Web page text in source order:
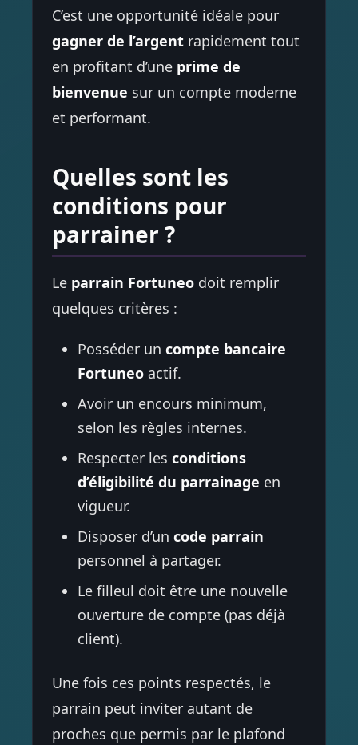
C’est une opportunité idéale pour
gagner de l’argent rapidement tout
en profitant d’une prime de
bienvenue sur un compte moderne
et performant.
Quelles sont les
conditions pour
parrainer ?
Le parrain Fortuneo doit remplir
quelques critères :
Posséder un compte bancaire
Fortuneo actif.
Avoir un encours minimum,
selon les règles internes.
Respecter les conditions
d’éligibilité du parrainage en
vigueur.
Disposer d’un code parrain
personnel à partager.
Le filleul doit être une nouvelle
ouverture de compte (pas déjà
client).
Une fois ces points respectés, le
parrain peut inviter autant de
proches que permis par le plafond